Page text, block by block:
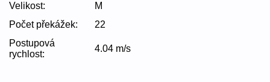
Velikost:
M
Počet překážek:
22
Postupová
rychlost:
4.04 m/s